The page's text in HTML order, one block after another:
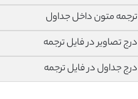
ترجمه متون داخل جداول
درج تصاویر در فایل ترجمه
درج جداول در فایل ترجمه